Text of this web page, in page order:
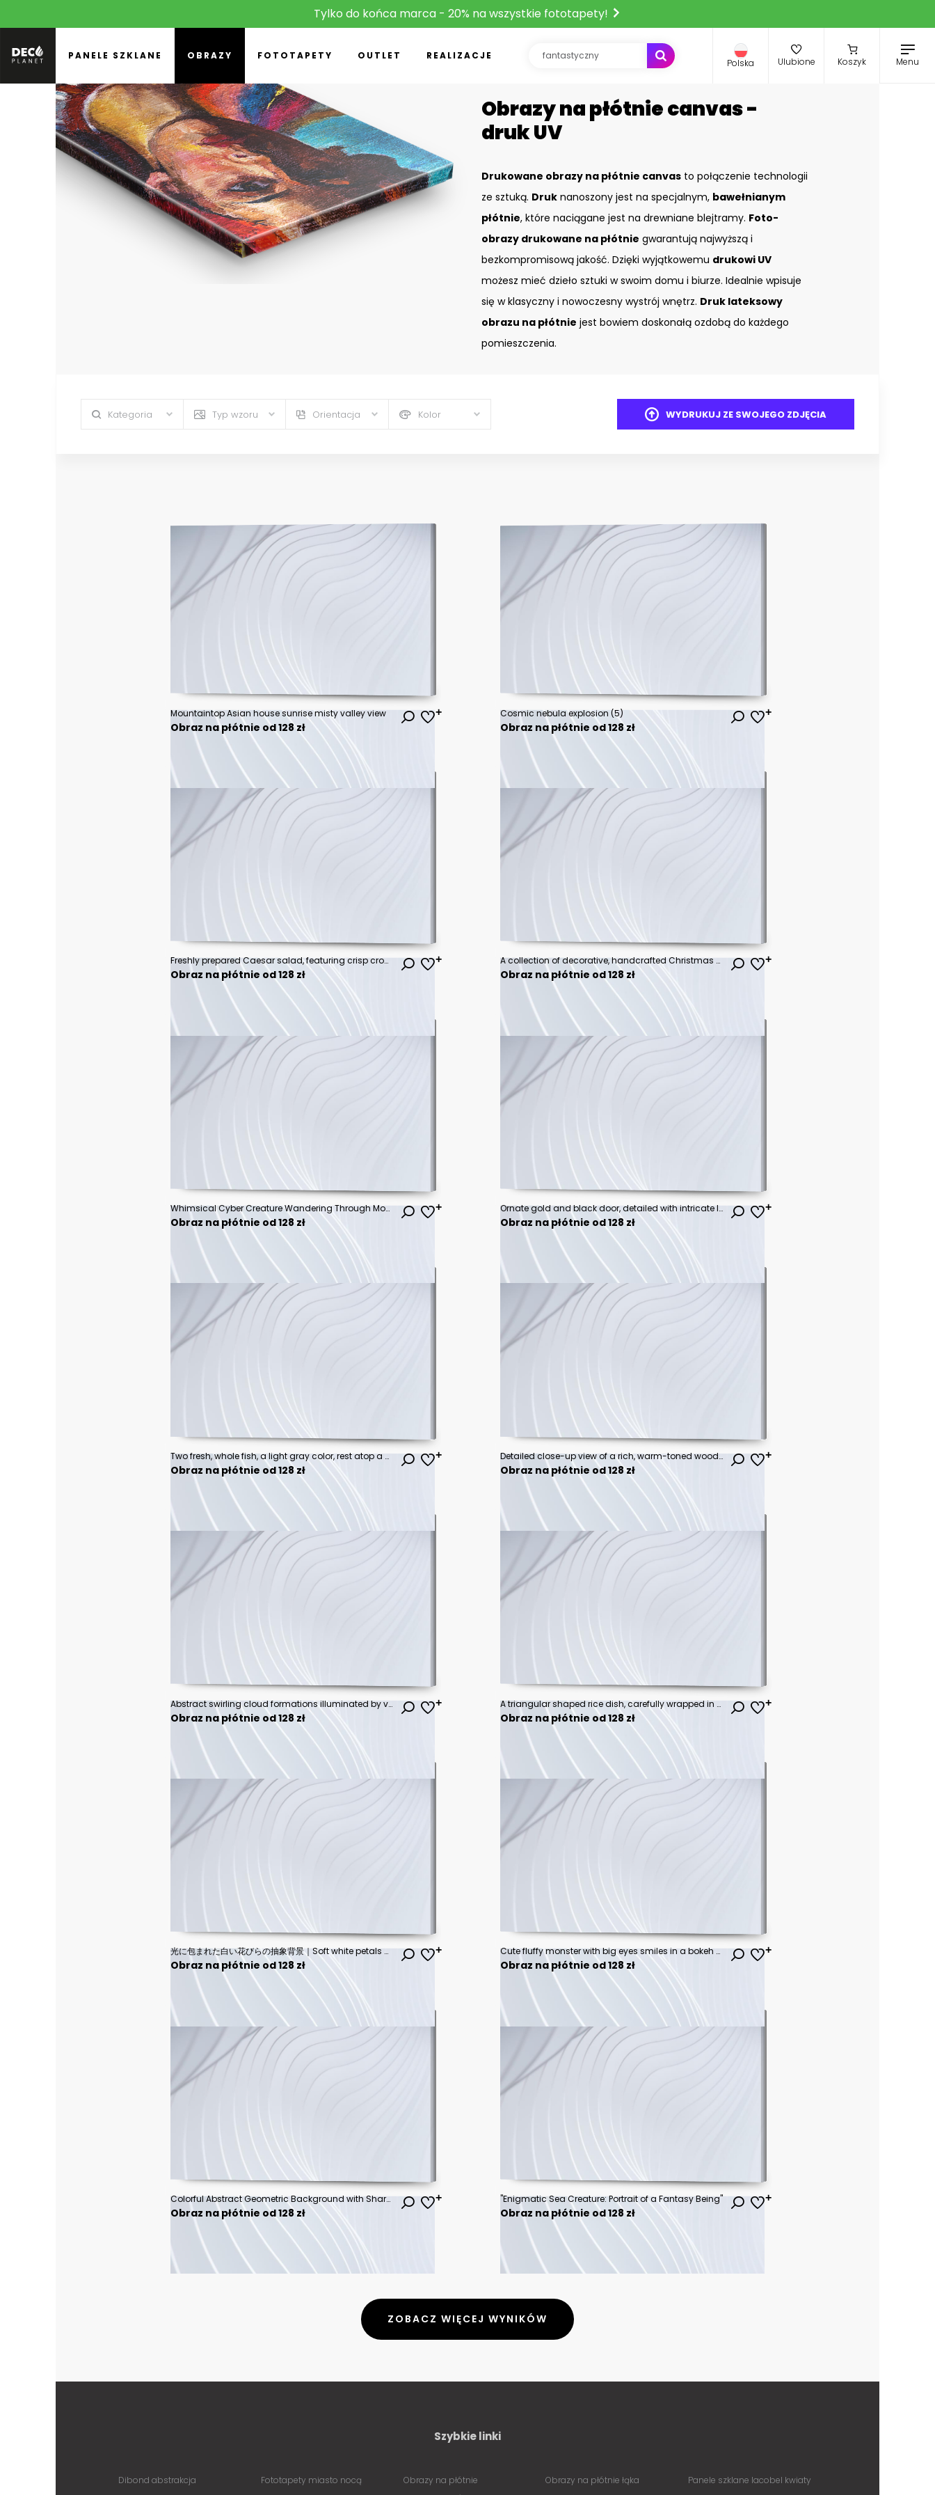
Tylko do końca marca - 20% na wszystkie fototapety!
PANELE SZKLANE OBRAZY FOTOTAPETY OUTLET REALIZACJE
Polska Ulubione Koszyk Menu
Obrazy na płótnie canvas -
druk UV
Drukowane obrazy na płótnie canvas to połączenie technologii
ze sztuką. Druk nanoszony jest na specjalnym, bawełnianym
płótnie, które naciągane jest na drewniane blejtramy. Foto-
obrazy drukowane na płótnie gwarantują najwyższą i
bezkompromisową jakość. Dzięki wyjątkowemu drukowi UV
możesz mieć dzieło sztuki w swoim domu i biurze. Idealnie wpisuje
się w klasyczny i nowoczesny wystrój wnętrz. Druk lateksowy
obrazu na płótnie jest bowiem doskonałą ozdobą do każdego
pomieszczenia.
Kategoria Typ wzoru Orientacja Kolor WYDRUKUJ ZE SWOJEGO ZDJĘCIA
Mountaintop Asian house sunrise misty valley view
Obraz na płótnie od 128 zł
Cosmic nebula explosion (5)
Obraz na płótnie od 128 zł
Freshly prepared Caesar salad, featuring crisp croutons, vibrant lettuce, and generous shavings of Parmesan cheese, presented on a light gray plate.
Obraz na płótnie od 128 zł
A collection of decorative, handcrafted Christmas ornaments, crafted from light brown woven straw, hanging from strings.
Obraz na płótnie od 128 zł
Whimsical Cyber Creature Wandering Through Monochrome Yellow Dreamscape
Obraz na płótnie od 128 zł
Ornate gold and black door, detailed with intricate Islamic calligraphy, showcasing a rich cultural heritage.
Obraz na płótnie od 128 zł
Two fresh, whole fish, a light gray color, rest atop a bed of ice cubes.
Obraz na płótnie od 128 zł
Detailed close-up view of a rich, warm-toned wood grain with intricate patterns and a prominent knot.
Obraz na płótnie od 128 zł
Abstract swirling cloud formations illuminated by vibrant neon colors.
Obraz na płótnie od 128 zł
A triangular shaped rice dish, carefully wrapped in vibrant green leaves, creates a visually appealing presentation.
Obraz na płótnie od 128 zł
光に包まれた白い花びらの抽象背景｜Soft white petals abstract background
Obraz na płótnie od 128 zł
Cute fluffy monster with big eyes smiles in a bokeh background.
Obraz na płótnie od 128 zł
Colorful Abstract Geometric Background with Sharp Angles and Shapes
Obraz na płótnie od 128 zł
"Enigmatic Sea Creature: Portrait of a Fantasy Being"
Obraz na płótnie od 128 zł
ZOBACZ WIĘCEJ WYNIKÓW
Szybkie linki
Dibond abstrakcja
Fototapety miasto nocą
Obrazy na płótnie
Obrazy na płótnie łąka
Panele szklane lacobel kwiaty